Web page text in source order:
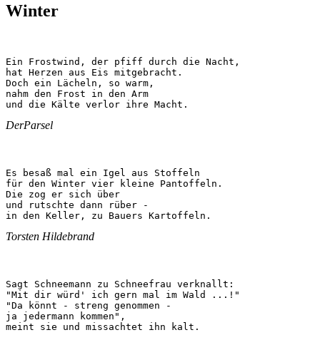
Winter
Ein Frostwind, der pfiff durch die Nacht,
hat Herzen aus Eis mitgebracht.
Doch ein Lächeln, so warm,
nahm den Frost in den Arm
und die Kälte verlor ihre Macht.
DerParsel
Es besaß mal ein Igel aus Stoffeln
für den Winter vier kleine Pantoffeln.
Die zog er sich über
und rutschte dann rüber -
in den Keller, zu Bauers Kartoffeln.
Torsten Hildebrand
Sagt Schneemann zu Schneefrau verknallt:
"Mit dir würd' ich gern mal im Wald ...!"
"Da könnt - streng genommen -
ja jedermann kommen",
meint sie und missachtet ihn kalt.